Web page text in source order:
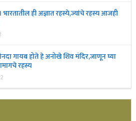
ही अज्ञात रहस्ये,ज्यांचे रहस्य आजही
गायब होते हे अनोखे शिव मंदिर,जाणून घ्या
रहस्य